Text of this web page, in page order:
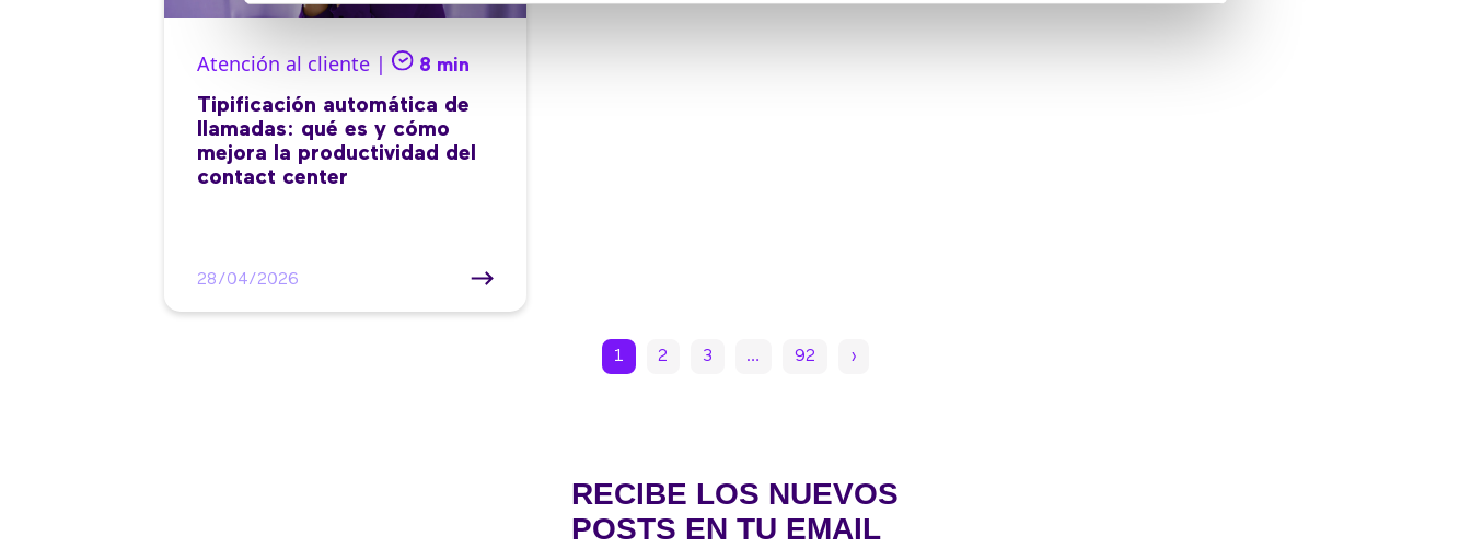
Atención al cliente | 8 min
Tipificación automática de
llamadas: qué es y cómo
mejora la productividad del
contact center
28/04/2026
1 2 3 … 92 ›